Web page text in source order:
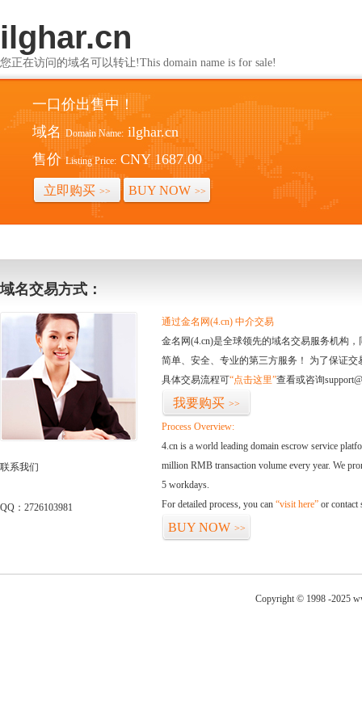
ilghar.cn
您正在访问的域名可以转让!This domain name is for sale!
一口价出售中！
域名 Domain Name: ilghar.cn
售价 Listing Price: CNY 1687.00
立即购买 >> BUY NOW >>
域名交易方式：
联系我们
QQ：2726103981
通过金名网(4.cn) 中介交易
金名网(4.cn)是全球领先的域名交易服务机构
简单、安全、专业的第三方服务！ 为了保证
具体交易流程可“点击这里”查看或咨询
我要购买 >>
Process Overview:
4.cn is a world leading domain escrow service
million RMB transaction volume every year. We
5 workdays.
For detailed process, you can “visit here” or contact
BUY NOW >>
Copyright © 1998 -2025